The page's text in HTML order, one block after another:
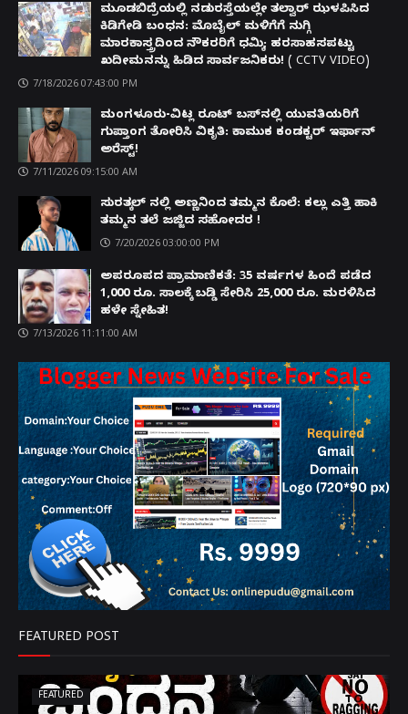
ಮೂಡಬಿದ್ರೆಯಲ್ಲಿ ನಡುರಸ್ತೆಯಲ್ಲೇ ತಲ್ವಾರ್ ಝಳಪಿಸಿದ
ಕಿಡಿಗೇಡಿ ಬಂಧನ: ಮೊಬೈಲ್ ಮಳಿಗೆಗೆ ನುಗ್ಗಿ
ಮಾರಕಾಸ್ತ್ರದಿಂದ ನೌಕರರಿಗೆ ಧಮ್ಕಿ; ಹರಸಾಹಸಪಟ್ಟು
ಖದೀಮನನ್ನು ಹಿಡಿದ ಸಾರ್ವಜನಿಕರು! ( CCTV VIDEO)
7/18/2026 07:43:00 PM
ಮಂಗಳೂರು-ವಿಟ್ಲ ರೂಟ್ ಬಸ್‌ನಲ್ಲಿ ಯುವತಿಯರಿಗೆ
ಗುಪ್ತಾಂಗ ತೋರಿಸಿ ವಿಕೃತಿ: ಕಾಮುಕ ಕಂಡಕ್ಟರ್ ಇರ್ಫಾನ್
ಅರೆಸ್ಟ್!
7/11/2026 09:15:00 AM
ಸುರತ್ಕಲ್ ನಲ್ಲಿ ಅಣ್ಣನಿಂದ ತಮ್ಮನ ಕೊಲೆ: ಕಲ್ಲು ಎತ್ತಿ ಹಾಕಿ
ತಮ್ಮನ ತಲೆ ಜಜ್ಜಿದ ಸಹೋದರ !
7/20/2026 03:00:00 PM
ಅಪರೂಪದ ಪ್ರಾಮಾಣಿಕತೆ: 35 ವರ್ಷಗಳ ಹಿಂದೆ ಪಡೆದ
1,000 ರೂ. ಸಾಲಕ್ಕೆ ಬಡ್ಡಿ ಸೇರಿಸಿ 25,000 ರೂ. ಮರಳಿಸಿದ
ಹಳೇ ಸ್ನೇಹಿತ!
7/13/2026 11:11:00 AM
FEATURED POST
FEATURED